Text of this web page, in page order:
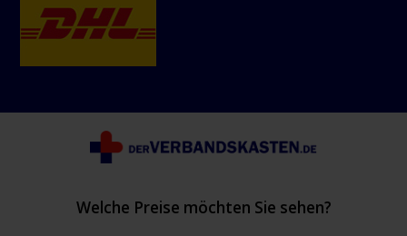
Welche Preise möchten Sie sehen?